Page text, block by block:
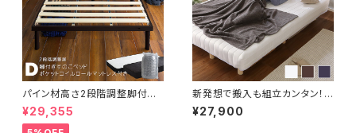
パイン材高さ2段階調整脚付き
すのこベッド ポケットコイルマッ
トレスセット(ダブル) ASP-SR
M-D
¥29,355
新発想で搬入も組立カンタン！や
わらかな寝心地 脚付きロールマ
ットレス（ポケットコイルスプリン
¥27,900